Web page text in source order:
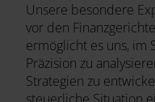
Unsere besondere
vor den
ermöglicht es uns, im
Präzision zu
Strategien zu